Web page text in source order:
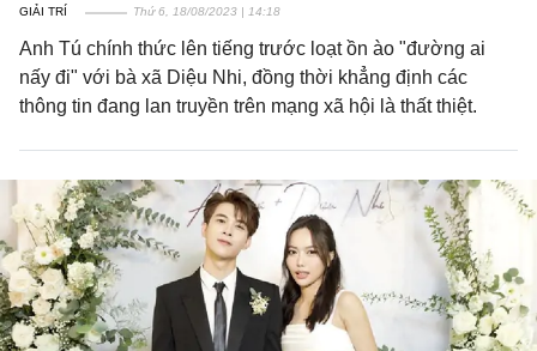
GIẢI TRÍ Thứ 6, 18/08/2023 | 14:18
Anh Tú chính thức lên tiếng trước loạt ồn ào "đường ai
nấy đi" với bà xã Diệu Nhi, đồng thời khẳng định các
thông tin đang lan truyền trên mạng xã hội là thất thiệt.